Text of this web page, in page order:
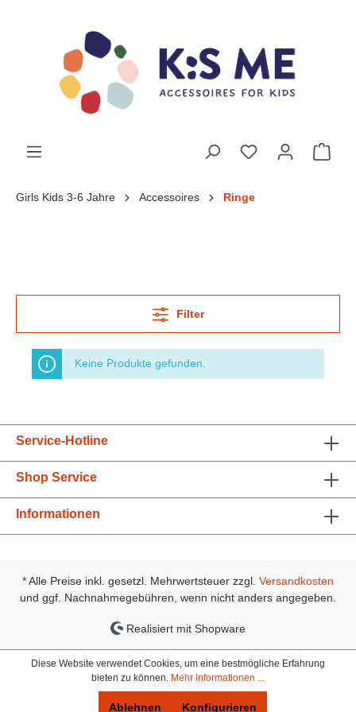
Girls Kids 3-6 Jahre Accessoires Ringe
Filter
Keine Produkte gefunden.
Service-Hotline
Shop Service
Informationen
* Alle Preise inkl. gesetzl. Mehrwertsteuer zzgl. Versandkosten
und ggf. Nachnahmegebühren, wenn nicht anders angegeben.
Realisiert mit Shopware
Diese Website verwendet Cookies, um eine bestmögliche Erfahrung
bieten zu können. Mehr Informationen ...
Ablehnen Konfigurieren